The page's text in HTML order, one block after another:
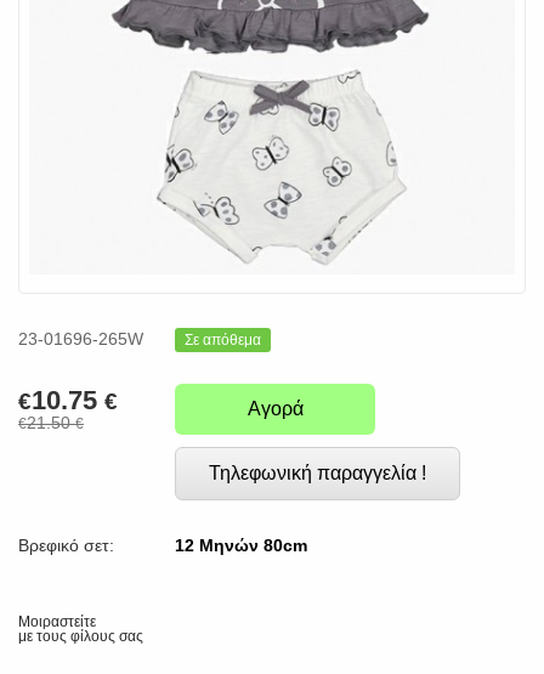
23-01696-265W Σε απόθεμα
€10.75 €
€21.50€
Αγορά
Τηλεφωνική παραγγελία !
Βρεφικό σετ: 12 Μηνών 80cm
Μοιραστείτε
με τους φίλους σας